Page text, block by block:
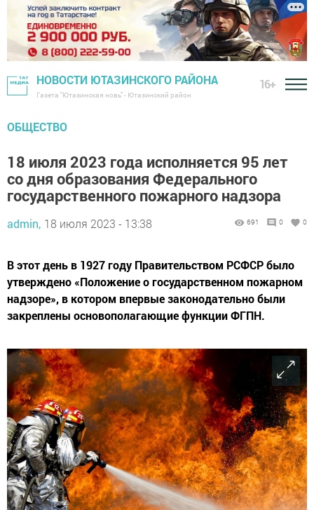
НОВОСТИ ЮТАЗИНСКОГО РАЙОНА
Газета "Ютазинская новь" - Ютазинский район
16+
ОБЩЕСТВО
18 июля 2023 года исполняется 95 лет
со дня образования Федерального
государственного пожарного надзора
admin, 18 июля 2023 - 13:38 691 0 0
В этот день в 1927 году Правительством РСФСР было
утверждено «Положение о государственном пожарном
надзоре», в котором впервые законодательно были
закреплены основополагающие функции ФГПН.